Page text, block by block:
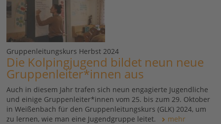
Gruppenleitungskurs Herbst 2024
Die Kolpingjugend bildet neun neue
Gruppenleiter*innen aus
Auch in diesem Jahr trafen sich neun engagierte Jugendliche
und einige Gruppenleiter*innen vom 25. bis zum 29. Oktober
in Weißenbach für den Gruppenleitungskurs (GLK) 2024, um
zu lernen, wie man eine Jugendgruppe leitet.
mehr